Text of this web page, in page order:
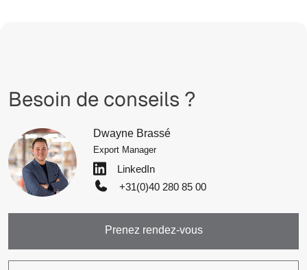
Besoin de conseils ?
Dwayne Brassé
Export Manager
LinkedIn
+31(0)40 280 85 00
Prenez rendez-vous